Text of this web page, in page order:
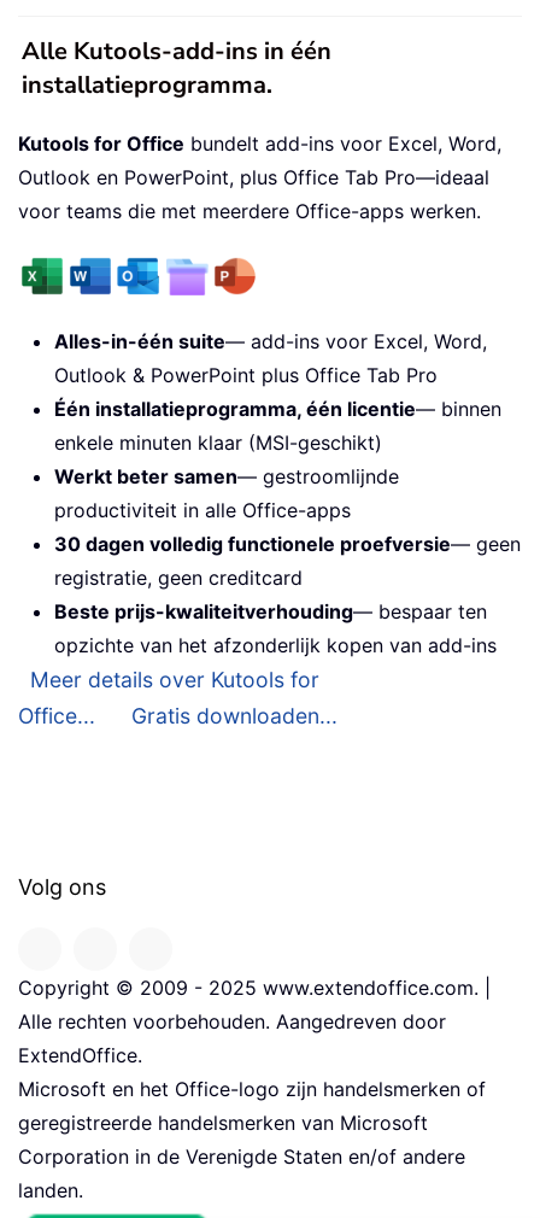
Alle Kutools-add-ins in één
installatieprogramma.
Kutools for Office bundelt add-ins voor Excel, Word,
Outlook en PowerPoint, plus Office Tab Pro—ideaal
voor teams die met meerdere Office-apps werken.
Alles-in-één suite— add-ins voor Excel, Word,
Outlook & PowerPoint plus Office Tab Pro
Één installatieprogramma, één licentie— binnen
enkele minuten klaar (MSI-geschikt)
Werkt beter samen— gestroomlijnde
productiviteit in alle Office-apps
30 dagen volledig functionele proefversie— geen
registratie, geen creditcard
Beste prijs-kwaliteitverhouding— bespaar ten
opzichte van het afzonderlijk kopen van add-ins
Meer details over Kutools for
Office...
Gratis downloaden...
Volg ons
Copyright © 2009 - 2025 www.extendoffice.com. |
Alle rechten voorbehouden. Aangedreven door
ExtendOffice.
Microsoft en het Office-logo zijn handelsmerken of
geregistreerde handelsmerken van Microsoft
Corporation in de Verenigde Staten en/of andere
landen.